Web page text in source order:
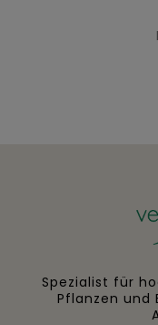
Spezialist für
Pflanzen und